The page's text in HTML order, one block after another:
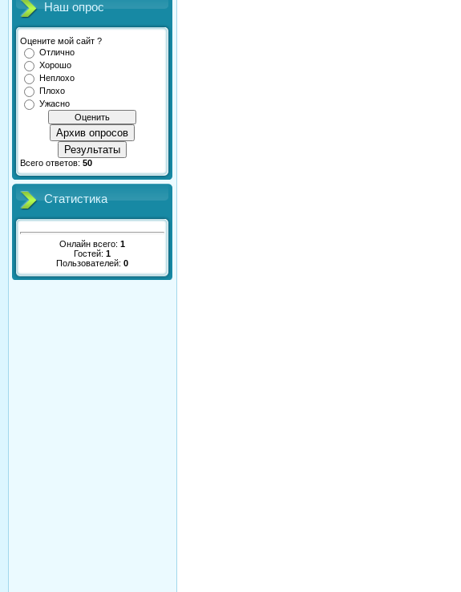
Наш опрос
Оцените мой сайт ?
Отлично
Хорошо
Неплохо
Плохо
Ужасно
Архив опросов
Результаты
Всего ответов: 50
Статистика
Онлайн всего: 1
Гостей: 1
Пользователей: 0